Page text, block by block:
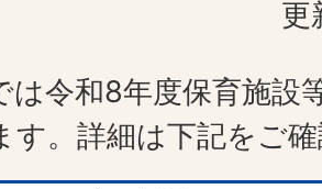
更
は令和8年度保育施設
す。詳細は下記をご